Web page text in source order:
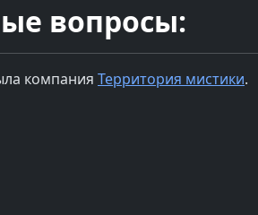
вопросы:
компания Территория мистики.